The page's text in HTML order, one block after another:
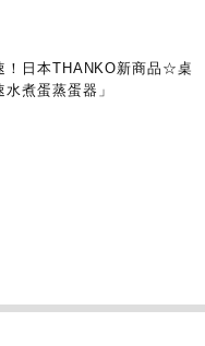
！日本THANKO新商品☆桌
煮蛋蒸蛋器」